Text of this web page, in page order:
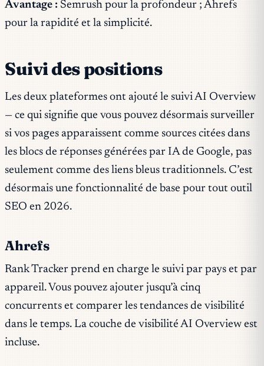
Avantage : Semrush pour la profondeur ; Ahrefs
pour la rapidité et la simplicité.
Suivi des positions
Les deux plateformes ont ajouté le suivi AI Overview
— ce qui signifie que vous pouvez désormais surveiller
si vos pages apparaissent comme sources citées dans
les blocs de réponses générées par IA de Google, pas
seulement comme des liens bleus traditionnels. C’est
désormais une fonctionnalité de base pour tout outil
SEO en 2026.
Ahrefs
Rank Tracker prend en charge le suivi par pays et par
appareil. Vous pouvez ajouter jusqu’à cinq
concurrents et comparer les tendances de visibilité
dans le temps. La couche de visibilité AI Overview est
incluse.